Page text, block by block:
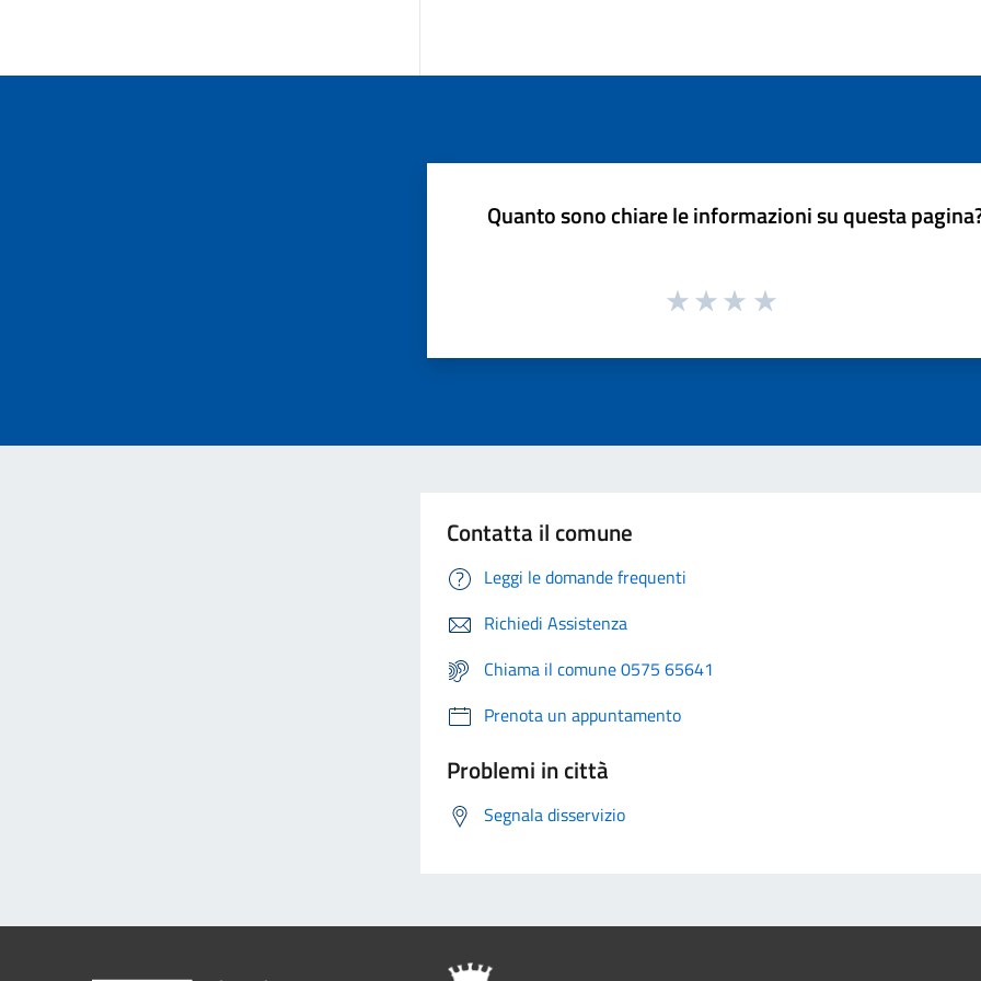
Quanto sono chiare le informazioni su questa
Contatta il comune
Leggi le domande frequenti
Richiedi Assistenza
Chiama il comune 0575 65641
Prenota un appuntamento
Problemi in città
Segnala disservizio